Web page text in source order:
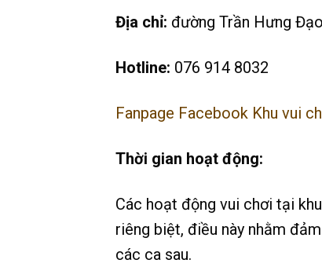
Địa chỉ: đường Trần Hưng
Hotline: 076 914 8032
Fanpage Facebook Khu vui
Thời gian hoạt động:
Các hoạt động vui chơi tại
riêng biệt, điều này nhằm
các ca sau.